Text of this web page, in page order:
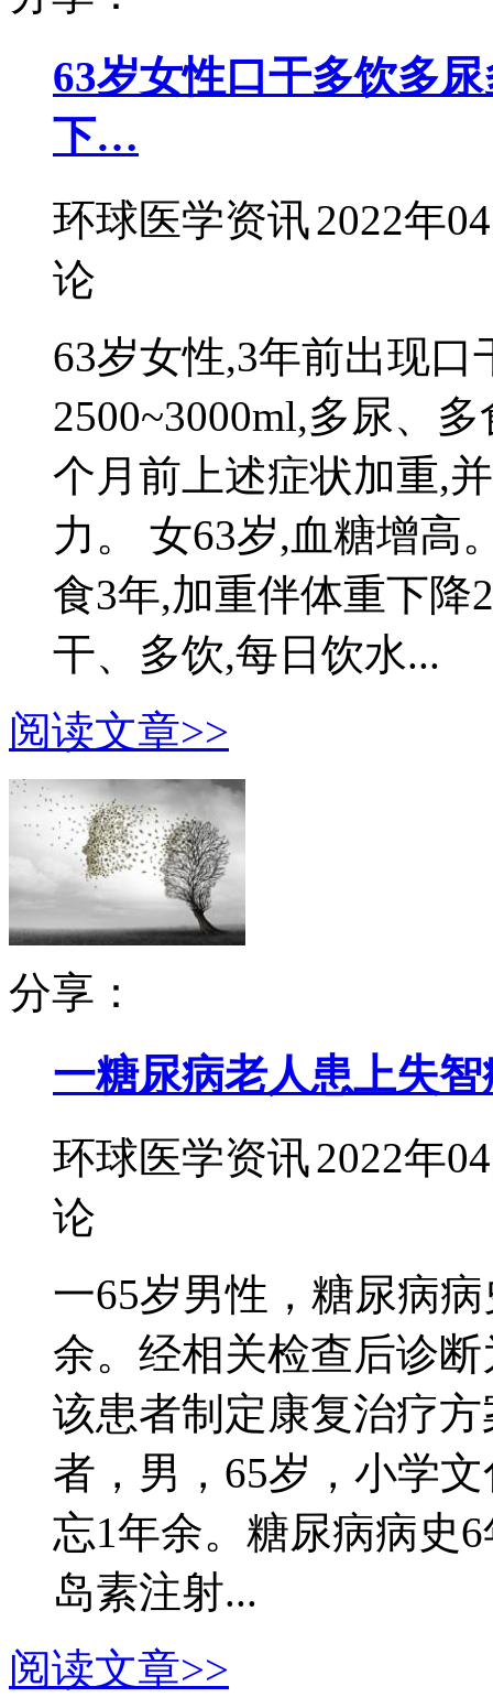
63岁女性口干多饮多
下…
环球医学资讯2022年
论
63岁女性,3年前出现
2500~3000ml,多尿、
个月前上述症状加重,
力。 女63岁,血糖增高
食3年,加重伴体重下降
干、多饮,每日饮水...
阅读文章>>
分享：
一糖尿病老人患上失
环球医学资讯2022年
论
一65岁男性，糖尿病
余。经相关检查后诊
该患者制定康复治疗
者，男，65岁，小学
忘1年余。糖尿病病史
岛素注射...
阅读文章>>